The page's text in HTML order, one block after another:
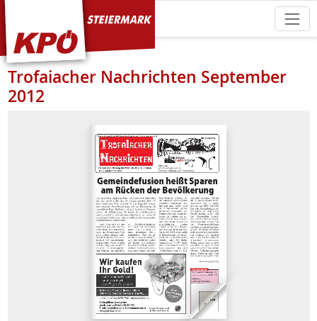
KPÖ Steiermark
Trofaiacher Nachrichten September
2012